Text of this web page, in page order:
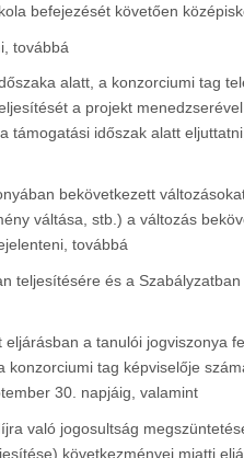
befejezését követően
továbbá
alatt, a konzorciumi tag
a projekt
támogatási időszak alatt
bekövetkezett
váltása, stb.) a változás
továbbá
teljesítésére és a
a tanulói jogviszonya
tag képviselője
30. napjáig, valamint
való jogosultság
következményei miatti